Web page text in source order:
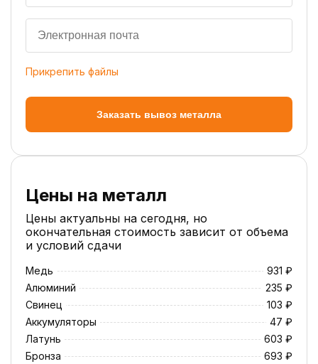
Прикрепить файлы
Заказать вывоз металла
Цены на металл
Цены актуальны на сегодня, но
окончательная стоимость зависит от объема
и условий сдачи
Медь
931 ₽
Алюминий
235 ₽
Свинец
103 ₽
Аккумуляторы
47 ₽
Латунь
603 ₽
Бронза
693 ₽